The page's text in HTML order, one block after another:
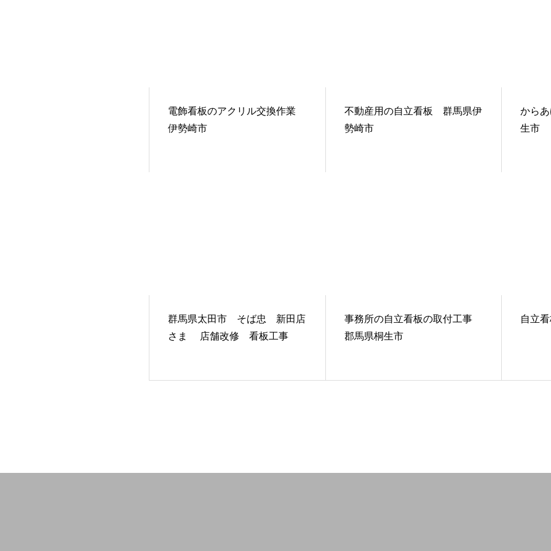
電飾看板のアクリル交換作業
伊勢崎市
不動産用の自立看板 群馬県伊
勢崎市
から
生市
群馬県太田市 そば忠 新田店
さま 店舗改修 看板工事
事務所の自立看板の取付工事
郡馬県桐生市
自立